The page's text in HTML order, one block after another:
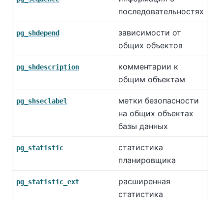
последовательностях
pg_shdepend
зависимости от
общих объектов
pg_shdescription
комментарии к
общим объектам
pg_shseclabel
метки безопасности
на общих объектах
базы данных
pg_statistic
статистика
планировщика
pg_statistic_ext
расширенная
статистика